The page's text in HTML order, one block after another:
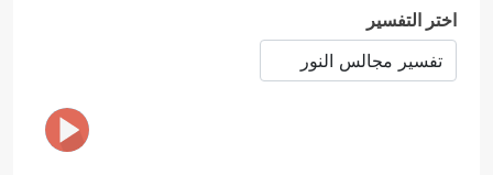
اختر التفسير